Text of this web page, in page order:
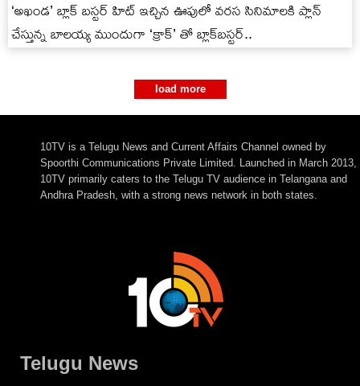
‘అఖండ’ బ్లాక్ బస్టర్ హిట్ ఇచ్చిన ఊపులో వరస సినిమాలకి ప్లాన్
చేస్తున్న బాలయ్య ముందుగా ‘క్రాక్’ తో బ్లాక్‌బస్టర్..
load more
10TV is a Telugu News and Current Affairs Channel owned by
Spoorthi Communications Private Limited. Launched in March 2013,
10TV primarily caters to the Telugu TV audience in Telangana and
Andhra Pradesh, with a strong news network in both states.
Telugu News